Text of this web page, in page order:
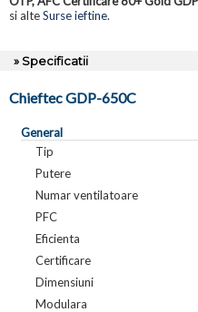
si alteSurse ieftine.
» Specificatii
Chieftec GDP-650C
General
Tip
Putere
Numar ventilatoare
PFC
Eficienta
Certificare
Dimensiuni
Modulara